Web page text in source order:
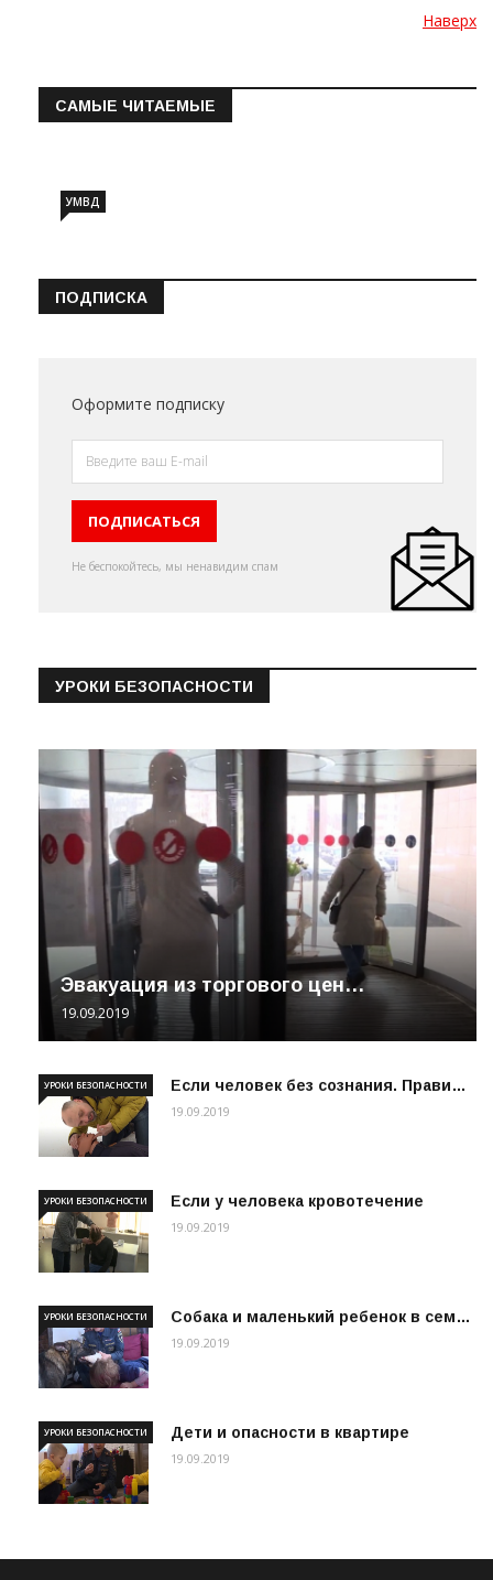
Наверх
САМЫЕ ЧИТАЕМЫЕ
УМВД
ПОДПИСКА
Оформите подписку
Не беспокойтесь, мы ненавидим спам
УРОКИ БЕЗОПАСНОСТИ
Эвакуация из торгового цен…
19.09.2019
Если человек без сознания. Прави…
УРОКИ БЕЗОПАСНОСТИ
19.09.2019
Если у человека кровотечение
УРОКИ БЕЗОПАСНОСТИ
19.09.2019
Собака и маленький ребенок в сем…
УРОКИ БЕЗОПАСНОСТИ
19.09.2019
Дети и опасности в квартире
УРОКИ БЕЗОПАСНОСТИ
19.09.2019